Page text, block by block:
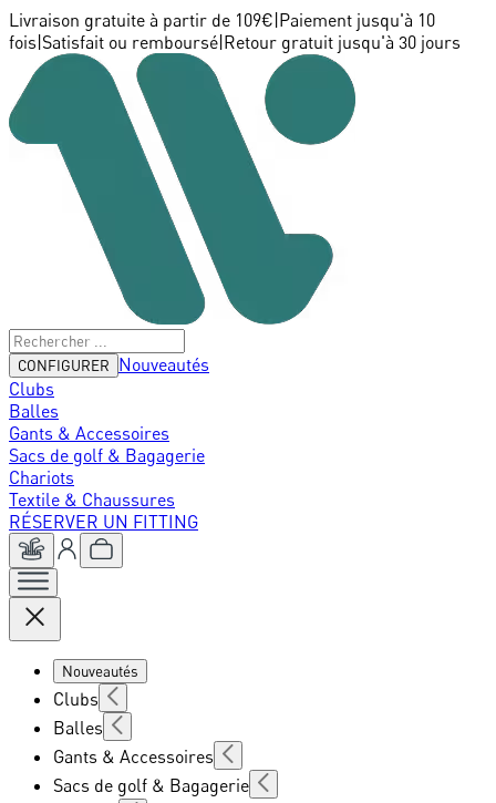
Livraison gratuite à partir de 109€ Paiement jusqu'à 10
fois Satisfait ou remboursé Retour gratuit jusqu'à 30 jours
CONFIGURER
Nouveautés
Clubs
Balles
Gants & Accessoires
Sacs de golf & Bagagerie
Chariots
Textile & Chaussures
RÉSERVER UN FITTING
Nouveautés
Clubs
Balles
Gants & Accessoires
Sacs de golf & Bagagerie